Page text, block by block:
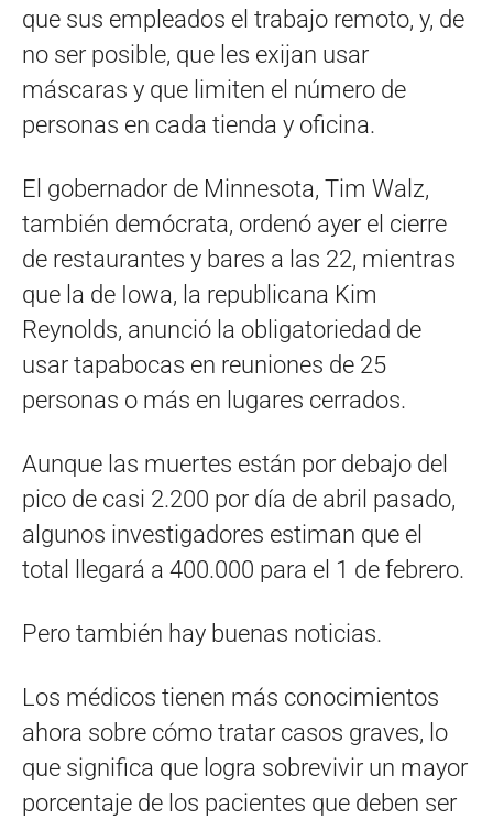
que sus empleados el trabajo remoto, y, de
no ser posible, que les exijan usar
máscaras y que limiten el número de
personas en cada tienda y oficina.
El gobernador de Minnesota, Tim Walz,
también demócrata, ordenó ayer el cierre
de restaurantes y bares a las 22, mientras
que la de Iowa, la republicana Kim
Reynolds, anunció la obligatoriedad de
usar tapabocas en reuniones de 25
personas o más en lugares cerrados.
Aunque las muertes están por debajo del
pico de casi 2.200 por día de abril pasado,
algunos investigadores estiman que el
total llegará a 400.000 para el 1 de febrero.
Pero también hay buenas noticias.
Los médicos tienen más conocimientos
ahora sobre cómo tratar casos graves, lo
que significa que logra sobrevivir un mayor
porcentaje de los pacientes que deben ser